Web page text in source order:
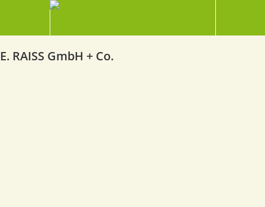
E. RAISS GmbH + Co.